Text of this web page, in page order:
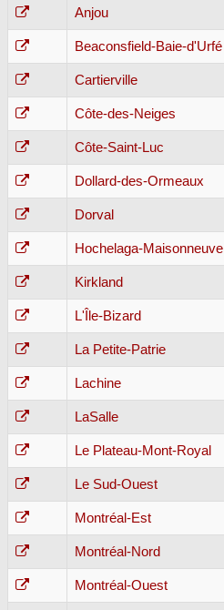
Anjou
Beaconsfield-Baie-d'Urfé
Cartierville
Côte-des-Neiges
Côte-Saint-Luc
Dollard-des-Ormeaux
Dorval
Hochelaga-Maisonneuve
Kirkland
L'Île-Bizard
La Petite-Patrie
Lachine
LaSalle
Le Plateau-Mont-Royal
Le Sud-Ouest
Montréal-Est
Montréal-Nord
Montréal-Ouest